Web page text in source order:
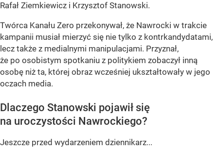
Rafał Ziemkiewicz i Krzysztof Stanowski.
Twórca Kanału Zero przekonywał, że Nawrocki w trakcie
kampanii musiał mierzyć się nie tylko z kontrkandydatami,
lecz także z medialnymi manipulacjami. Przyznał,
że po osobistym spotkaniu z politykiem zobaczył inną
osobę niż ta, której obraz wcześniej ukształtowały w jego
oczach media.
Dlaczego Stanowski pojawił się
na uroczystości Nawrockiego?
Jeszcze przed wydarzeniem dziennikarz...